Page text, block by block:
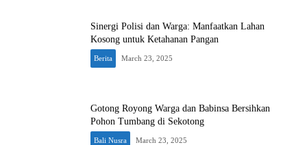
Sinergi Polisi dan Warga: Manfaatkan Lahan
Kosong untuk Ketahanan Pangan
Berita March 23, 2025
Gotong Royong Warga dan Babinsa Bersihkan
Pohon Tumbang di Sekotong
Bali Nusra March 23, 2025